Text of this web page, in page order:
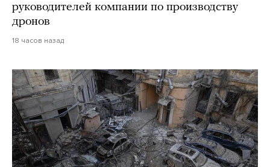
руководителей компании по производству
дронов
18 часов назад